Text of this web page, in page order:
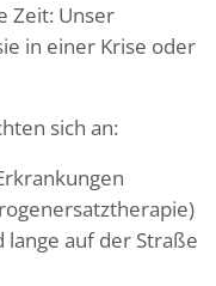
Zeit: Unser
in einer Krise oder
sich an:
lange auf der Straße